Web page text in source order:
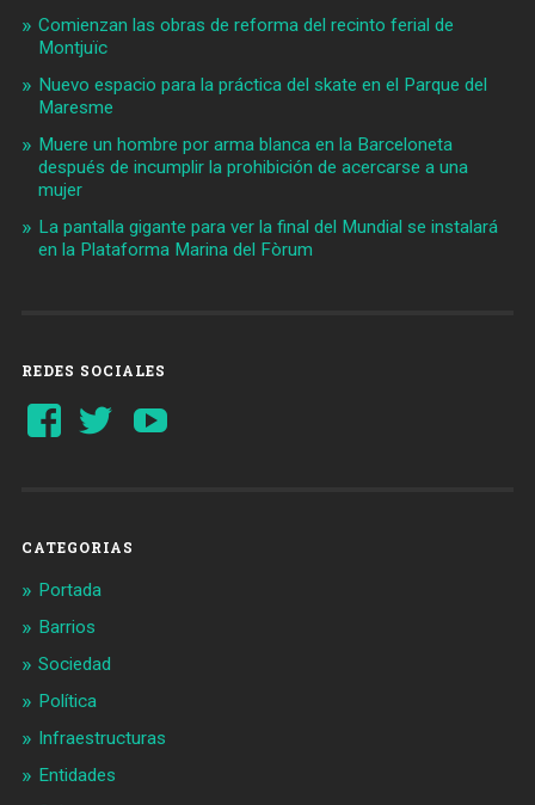
Comienzan las obras de reforma del recinto ferial de
Montjuïc
Nuevo espacio para la práctica del skate en el Parque del
Maresme
Muere un hombre por arma blanca en la Barceloneta
después de incumplir la prohibición de acercarse a una
mujer
La pantalla gigante para ver la final del Mundial se instalará
en la Plataforma Marina del Fòrum
REDES SOCIALES
Ver
perfil
Ver
perfil
CATEGORIAS
Portada
Barrios
Sociedad
Política
Infraestructuras
Entidades